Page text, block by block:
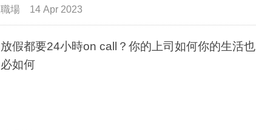
職場 14 Apr 2023
放假都要24小時on call？你的上司如何你的生活也
必如何